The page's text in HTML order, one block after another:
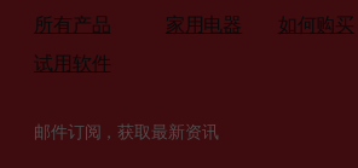
所有产品
试用软件
家用电器
如何购买
邮件订阅，获取最新资讯